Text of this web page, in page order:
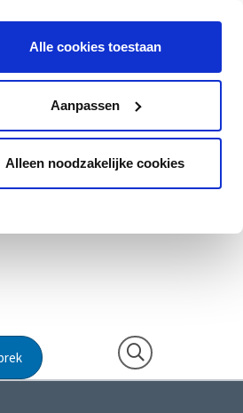
Alle cookies toestaan
Aanpassen
Alleen noodzakelijke cookies